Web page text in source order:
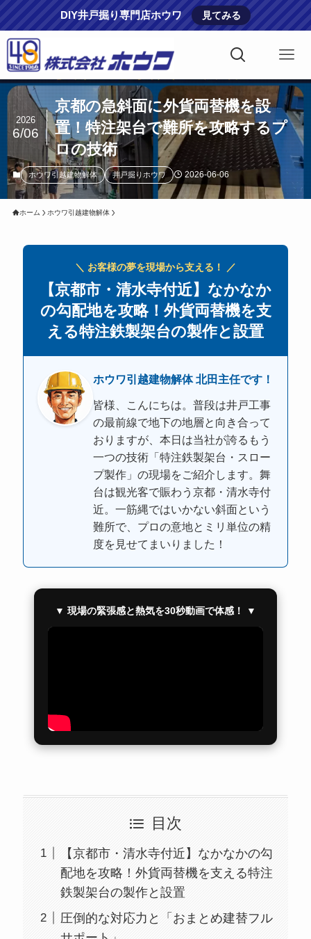
DIY井戸掘り専門店ホウワ 見てみる
京都の急斜面に外貨両替機を設
置！特注架台で難所を攻略するプ
ロの技術
2026
6/06
ホウワ引越建物解体 井戸掘りホウワ 2026-06-06
ホーム ホウワ引越建物解体
＼ お客様の夢を現場から支える！ ／
【京都市・清水寺付近】なかなか
の勾配地を攻略！外貨両替機を支
える特注鉄製架台の製作と設置
ホウワ引越建物解体 北田主任です！
皆様、こんにちは。普段は井戸工事
の最前線で地下の地層と向き合って
おりますが、本日は当社が誇るもう
一つの技術「特注鉄製架台・スロー
プ製作」の現場をご紹介します。舞
台は観光客で賑わう京都・清水寺付
近。一筋縄ではいかない斜面という
難所で、プロの意地とミリ単位の精
度を見せてまいりました！
▼ 現場の緊張感と熱気を30秒動画で体感！ ▼
目次
【京都市・清水寺付近】なかなかの勾
配地を攻略！外貨両替機を支える特注
鉄製架台の製作と設置
圧倒的な対応力と「おまとめ建替フル